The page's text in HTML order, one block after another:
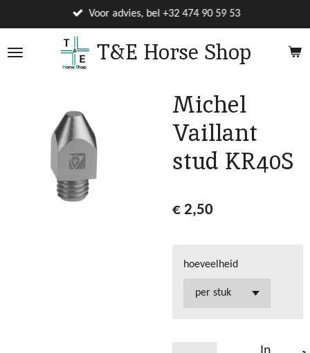
direct
naar
T&E Horse Shop
Voor advies, bel +32 474 90 59 53
Michel
Vaillant
stud KR40S
€ 2,50
hoeveelheid